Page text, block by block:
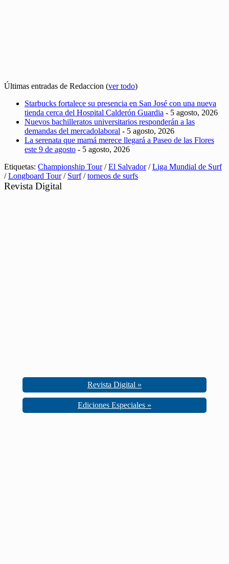
Últimas entradas de Redaccion (ver todo)
Starbucks fortalece su presencia en San José con una nueva
tienda cerca del Hospital Calderón Guardia - 5 agosto, 2026
Nuevos bachilleratos universitarios responderán a las
demandas del mercadolaboral - 5 agosto, 2026
La serenata que mamá merece llegará a Paseo de las Flores
este 9 de agosto - 5 agosto, 2026
Etiquetas: Championship Tour/El Salvador/Liga Mundial de Surf
/Longboard Tour/ Surf/torneos de surfs
Revista Digital
Revista Digital »
Ediciones Especiales »